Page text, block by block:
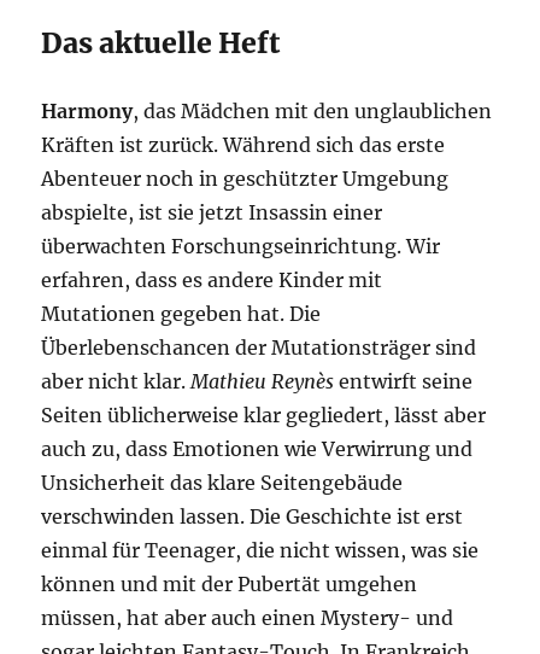
Das aktuelle Heft
Harmony, das Mädchen mit den unglaublichen
Kräften ist zurück. Während sich das erste
Abenteuer noch in geschützter Umgebung
abspielte, ist sie jetzt Insassin einer
überwachten Forschungseinrichtung. Wir
erfahren, dass es andere Kinder mit
Mutationen gegeben hat. Die
Überlebenschancen der Mutationsträger sind
aber nicht klar. Mathieu Reynès entwirft seine
Seiten üblicherweise klar gegliedert, lässt aber
auch zu, dass Emotionen wie Verwirrung und
Unsicherheit das klare Seitengebäude
verschwinden lassen. Die Geschichte ist erst
einmal für Teenager, die nicht wissen, was sie
können und mit der Pubertät umgehen
müssen, hat aber auch einen Mystery- und